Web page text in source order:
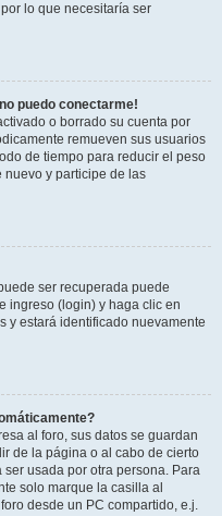
lo que necesitaría ser
puedo conectarme!
o borrado su cuenta por
remueven sus usuarios
de tiempo para reducir el peso
nuevo y participe de las
ser recuperada puede
ingreso (login) y haga clic en
y estará identificado nuevamente
al foro, sus datos se guardan
de la página o al cabo de cierto
usada por otra persona. Para
solo marque la casilla al
desde un PC compartido, e.j.